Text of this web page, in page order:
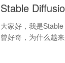
Stable
大家好，我是
曾好奇，为什么越